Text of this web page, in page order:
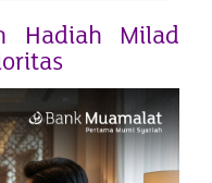
Hadiah Milad